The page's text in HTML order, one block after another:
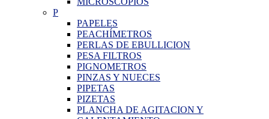
P
PAPELES
PEACHÍMETROS
PERLAS DE EBULLICION
PESA FILTROS
PIGNOMETROS
PINZAS Y NUECES
PIPETAS
PIZETAS
PLANCHA DE AGITACION Y